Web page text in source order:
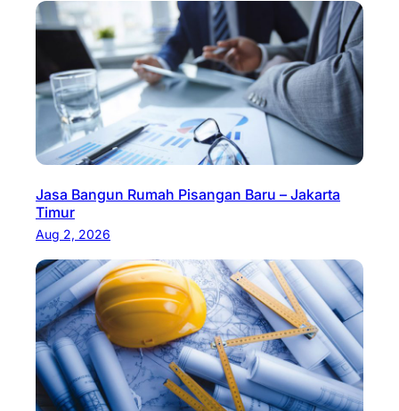
Jasa Bangun Rumah Pisangan Baru – Jakarta
Timur
Aug 2, 2026